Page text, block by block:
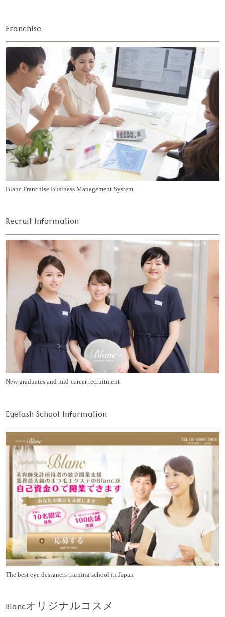
Franchise
Blanc Franchise Business Management System
Recruit Information
New graduates and mid-career recruitment
Eyelash School Information
The best eye designers training school in Japan
Blancオリジナルコスメ